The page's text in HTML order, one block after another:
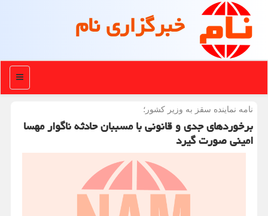
خبرگزاری نام
منو
نامه نماینده سقز به وزیر كشور؛
برخوردهای جدی و قانونی با مسببان حادثه ناگوار مهسا
امینی صورت گیرد